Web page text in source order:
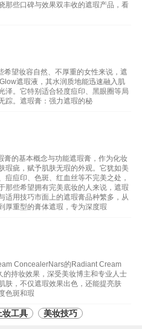
那些口碑与效果双丰收的遮瑕产品，看
希望妆容自然、不厚重的女性来说，遮
遮瑕液，其水润质地能迅速融入肌
泽。它特别适合轻度痘印、黑眼圈等局
踪。遮瑕膏：强力遮瑕的秘
膏的基本概念与功能遮瑕膏，作为化妆
瑕疵，赋予肌肤无瑕的外观。它犹如美
痘印、色斑、红血丝等不完美之处，
那些希望拥有完美底妆的人来说，遮瑕
适用技巧市面上的遮瑕膏品种繁多，从
厚重型的膏体遮瑕，专为深度瑕
ConcealerNars的Radiant Cream
持妆效果，深受美妆博主和专业人士
肤，不仅遮瑕效果出色，还能提亮肤
色斑和瑕
妆工具 美妆技巧